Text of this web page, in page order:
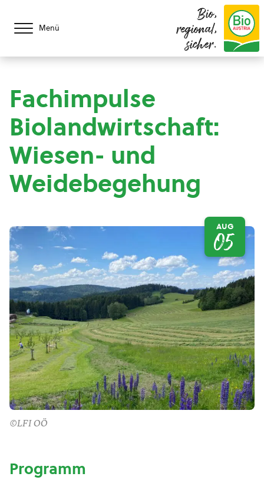
Menü
Bio,
regional,
sicher.
Fachimpulse
Biolandwirtschaft:
Wiesen- und
Weidebegehung
©LFI OÖ
AUG
05
Programm